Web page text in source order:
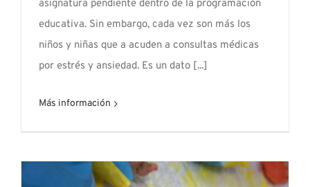
asignatura pendiente dentro de la programación
educativa. Sin embargo, cada vez son más los
niños y niñas que a acuden a consultas médicas
por estrés y ansiedad. Es un dato [...]
Más información